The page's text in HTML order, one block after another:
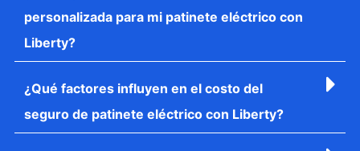
personalizada para mi patinete eléctrico con
Liberty?
¿Qué factores influyen en el costo del
seguro de patinete eléctrico con Liberty?